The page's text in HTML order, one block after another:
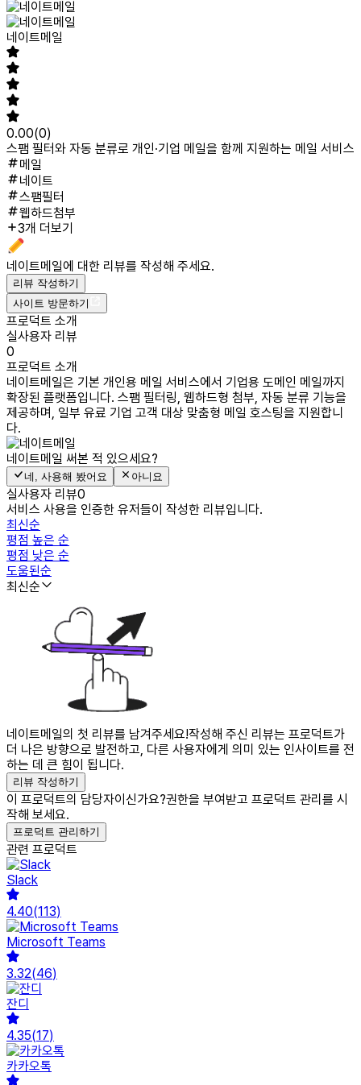
네이트메일
0.00(0)
스팸 필터와 자동 분류로 개인·기업 메일을 함께 지원하는 메일 서비스
메일
네이트
스팸필터
웹하드첨부
3개 더보기
네이트메일에 대한 리뷰를 작성해 주세요.
리뷰 작성하기
사이트 방문하기
프로덕트 소개
실사용자 리뷰
0
프로덕트 소개
네이트메일은 기본 개인용 메일 서비스에서 기업용 도메인 메일까지
확장된 플랫폼입니다. 스팸 필터링, 웹하드형 첨부, 자동 분류 기능을
제공하며, 일부 유료 기업 고객 대상 맞춤형 메일 호스팅을 지원합니
다.
네이트메일 써본 적 있으세요?
네, 사용해 봤어요 아니요
실사용자 리뷰0
서비스 사용을 인증한 유저들이 작성한 리뷰입니다.
최신순
평점 높은 순
평점 낮은 순
도움된순
최신순
네이트메일의 첫 리뷰를 남겨주세요!작성해 주신 리뷰는 프로덕트가
더 나은 방향으로 발전하고, 다른 사용자에게 의미 있는 인사이트를 전
하는 데 큰 힘이 됩니다.
리뷰 작성하기
이 프로덕트의 담당자이신가요?권한을 부여받고 프로덕트 관리를 시
작해 보세요.
프로덕트 관리하기
관련 프로덕트
Slack
4.40(113)
Microsoft Teams
3.32(46)
잔디
4.35(17)
카카오톡